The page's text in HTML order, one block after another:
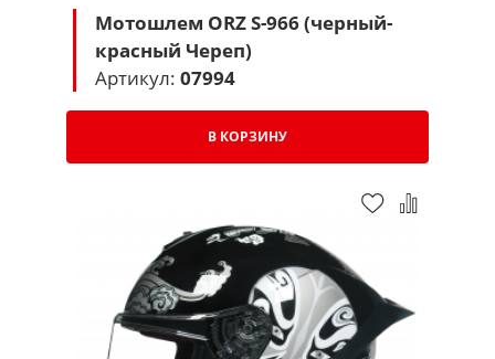
Мотошлем ORZ S-966 (черный-
красный Череп)
Артикул: 07994
В КОРЗИНУ